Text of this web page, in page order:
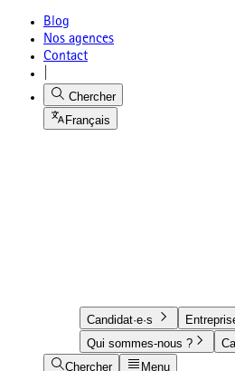
Blog
Nos agences
Contact
Chercher
Français
Candidat·e·s
Qui sommes-nous ?
Chercher
Menu